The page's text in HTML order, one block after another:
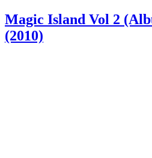
Magic Island Vol 2
(2010)